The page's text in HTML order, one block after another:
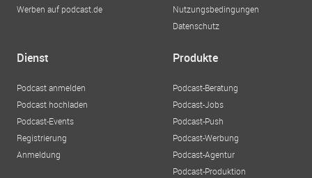
Werben auf podcast.de
Nutzungsbedingungen
Datenschutz
Dienst
Podcast anmelden
Podcast hochladen
Podcast-Events
Registrierung
Anmeldung
Produkte
Podcast-Beratung
Podcast-Jobs
Podcast-Push
Podcast-Werbung
Podcast-Agentur
Podcast-Produktion